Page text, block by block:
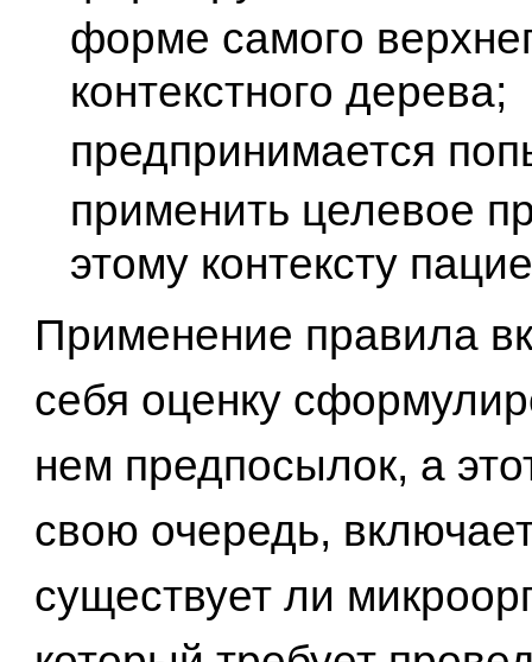
форме самого
контекстного дерева;
предпринимается
применить целевое
этому контексту
Применение правила
себя оценку
нем предпосылок, а
свою очередь,
существует ли